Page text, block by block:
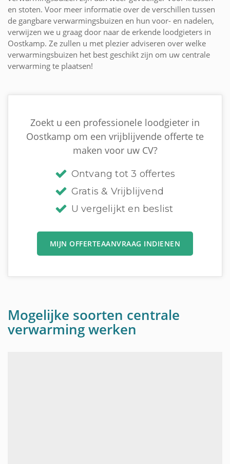
en stoten. Voor meer informatie over de verschillen tussen
de gangbare verwarmingsbuizen en hun voor- en nadelen,
verwijzen we u graag door naar de erkende loodgieters in
Oostkamp. Ze zullen u met plezier adviseren over welke
verwarmingsbuizen het best geschikt zijn om uw centrale
verwarming te plaatsen!
Zoekt u een professionele loodgieter in
Oostkamp om een vrijblijvende offerte te
maken voor uw CV?
Ontvang tot 3 offertes
Gratis & Vrijblijvend
U vergelijkt en beslist
MIJN OFFERTEAANVRAAG INDIENEN
Mogelijke soorten centrale
verwarming werken